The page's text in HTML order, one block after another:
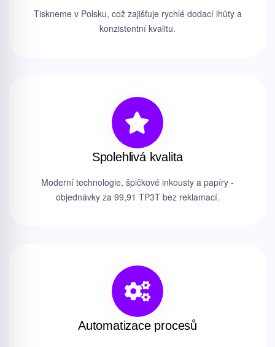
Tiskneme v Polsku, což zajišťuje rychlé dodací lhůty a
konzistentní kvalitu.
Spolehlivá kvalita
Moderní technologie, špičkové inkousty a papíry -
objednávky za 99,91 TP3T bez reklamací.
Automatizace procesů